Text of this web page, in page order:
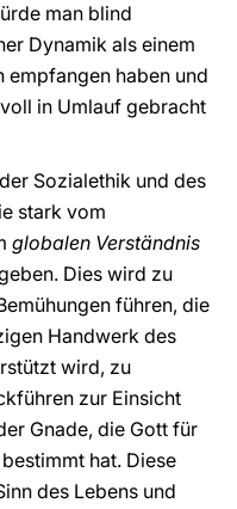
man blind
Dynamik als einem
empfangen haben und
in Umlauf gebracht
Sozialethik und des
stark vom
globalen Verständnis
Dies wird zu
führen, die
Handwerk des
wird, zu
zur Einsicht
Gnade, die Gott für
hat. Diese
des Lebens und